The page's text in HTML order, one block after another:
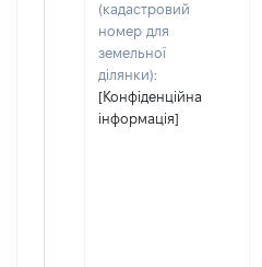
(кадастровий
номер для
земельної
ділянки):
[Конфіденційна
інформація]